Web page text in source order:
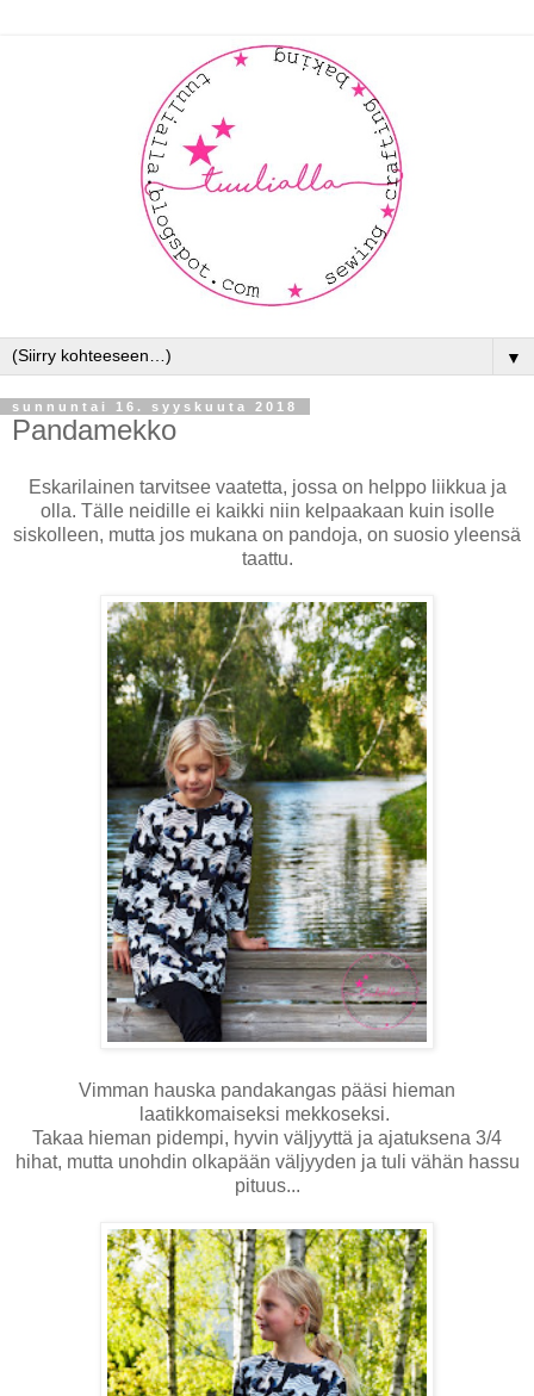
▼
sunnuntai 16. syyskuuta 2018
Pandamekko
Eskarilainen tarvitsee vaatetta, jossa on helppo liikkua ja
olla. Tälle neidille ei kaikki niin kelpaakaan kuin isolle
siskolleen, mutta jos mukana on pandoja, on suosio yleensä
taattu.
Vimman hauska pandakangas pääsi hieman
laatikkomaiseksi mekkoseksi.
Takaa hieman pidempi, hyvin väljyyttä ja ajatuksena 3/4
hihat, mutta unohdin olkapään väljyyden ja tuli vähän hassu
pituus...